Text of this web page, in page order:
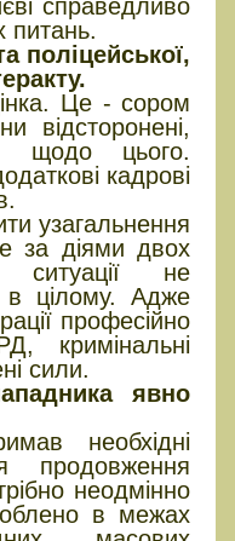
справедливо
питань.
поліцейської,
Це - сором
відсторонені,
щодо цього.
кадрові
узагальнення
за діями двох
ситуації не
в цілому. Адже
професійно
кримінальні
сили.
явно
необхідні
продовження
неодмінно
в межах